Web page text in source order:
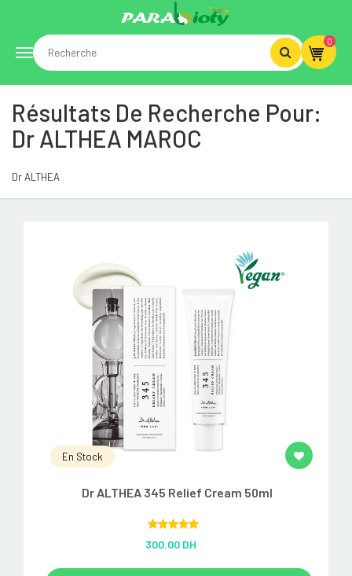
Toggle
navigation
0
Résultats De Recherche Pour:
Dr ALTHEA MAROC
Dr ALTHEA
En Stock
Dr ALTHEA 345 Relief Cream 50ml
out of 5
300.00 DH